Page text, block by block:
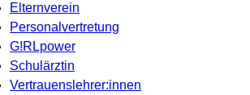
Elternverein
Personalvertretung
G!RLpower
Schulärztin
Vertrauenslehrer:innen